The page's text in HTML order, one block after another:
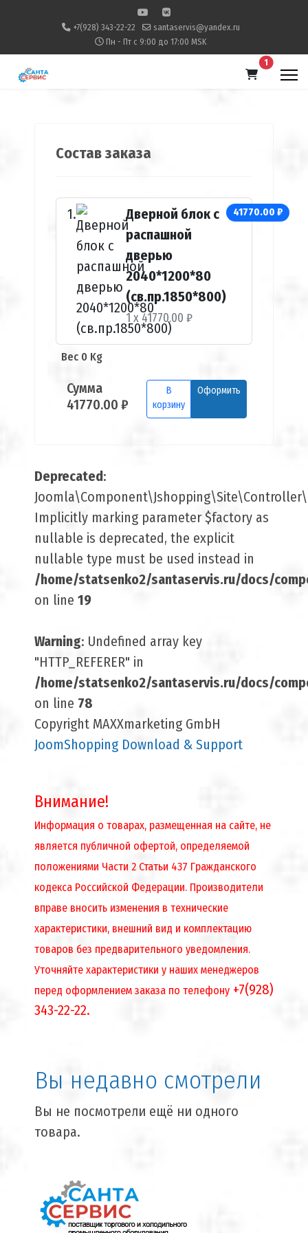
+7(928) 343-22-22
santaservis@yandex.ru
Пн - Пт с 9:00 до 17:00 MSK
1В корзину
Состав заказа
Дверной блок с
распашной
дверью
2040*1200*80
(св.пр.1850*800)
1 x 41770.00 ₽
41770.00 ₽
Вес 0 Kg
Сумма
41770.00 ₽
В
корзину
Оформить
Deprecated:
Implicitly marking parameter $factory as
nullable is deprecated, the explicit
nullable type must be used instead in
/home/statsenko2/santaservis.ru/docs/
on line 19
Warning: Undefined array key
"HTTP_REFERER" in
/home/statsenko2/santaservis.ru/docs/
on line 78
Copyright MAXXmarketing GmbH
JoomShopping Download & Support
Внимание!
Информация о товарах, размещенная на сайте, не
является публичной офертой, определяемой
положениями Части 2 Статьи 437 Гражданского
кодекса Российской Федерации. Производители
вправе вносить изменения в технические
характеристики, внешний вид и комплектацию
товаров без предварительного уведомления.
Уточняйте характеристики у наших менеджеров
перед оформлением заказа по телефону +7(928)
343-22-22.
Вы недавно смотрели
Вы не посмотрели ещё ни одного
товара.